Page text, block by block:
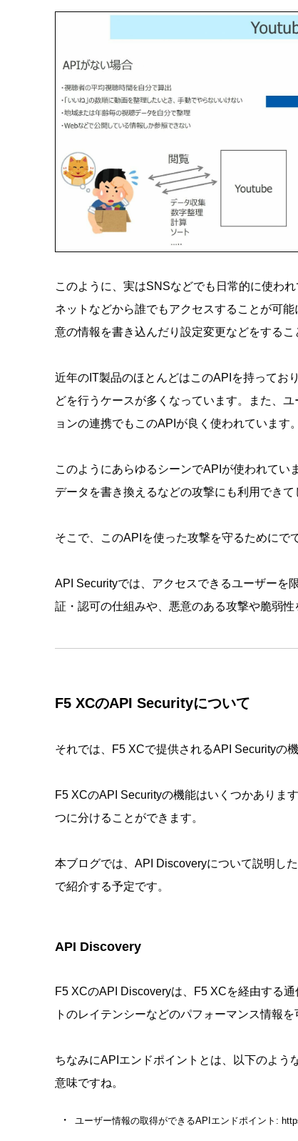
このように、実はSNSなどでも日常的に使わ
ネットなどから誰でもアクセスすることが可
意の情報を書き込んだり設定変更などをするこ
近年のIT製品のほとんどはこのAPIを持ってお
どを行うケースが多くなっています。また、
ョンの連携でもこのAPIが良く使われています。
このようにあらゆるシーンでAPIが使われて
データを書き換えるなどの攻撃にも利用できて
そこで、このAPIを使った攻撃を守るためにで
API Securityでは、アクセスできるユーザーを
証・認可の仕組みや、悪意のある攻撃や脆弱
F5 XCのAPI Securityについて
それでは、F5 XCで提供されるAPI Securityの
F5 XCのAPI Securityの機能はいくつかありま
つに分けることができます。
本ブログでは、API Discoveryについて説明し
で紹介する予定です。
API Discovery
F5 XCのAPI Discoveryは、F5 XCを経由する
トのレイテンシーなどのパフォーマンス情報を
ちなみにAPIエンドポイントとは、以下のよう
意味ですね。
ユーザー情報の取得ができるAPIエンドポイント: